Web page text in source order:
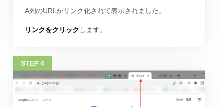
A列のURLがリンク化されて表示されました。
リンクをクリック します。